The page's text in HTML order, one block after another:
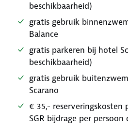
beschikbaarheid)
gratis gebruik
Balance
gratis parkeren bij hotel
beschikbaarheid)
gratis gebruik
Scarano
€ 35,- reserveringskosten
SGR bijdrage per persoon